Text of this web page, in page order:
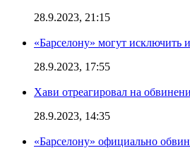
28.9.2023, 21:15
«Барселону» могут
28.9.2023, 17:55
Хави отреагировал на
28.9.2023, 14:35
«Барселону» официально